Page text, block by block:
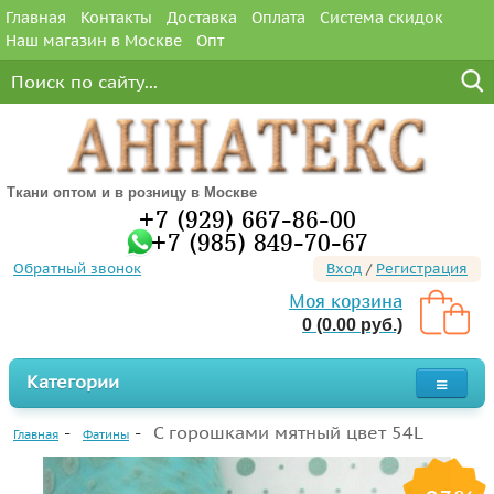
Главная Контакты Доставка Оплата
Система скидок
Наш магазин в Москве
Опт
Ткани оптом и в розницу в Москве
+7 (929) 667-86-00
+7 (985) 849-70-67
Обратный звонок Вход / Регистрация
Моя корзина
0 (0.00 руб.)
Категории
Главная Фатины С горошками мятный цвет 54L